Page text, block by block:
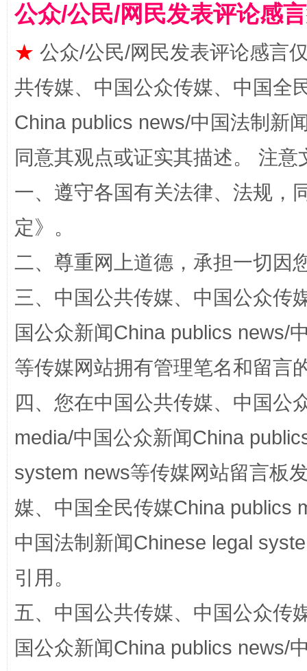
解纷+调解+退费，一次搞定
漫山遍野的桃花与雪山、麦地、白藏房 除
公众/公民/网民发表评论感
★ 公众/公民/网民发表评论感言
共传媒、中国公众传媒、中国全
China publics news/中国法制新
同意其观点或证实其描述。 注
一、遵守各国有关法律、法规，
定》。
二、尊重网上道德，承担一切因
三、中国公共传媒、中国公众传
国公众新闻China publics news/
等传媒网站拥有管理笔名和留言
四、您在中国公共传媒、中国公
media/中国公众新闻China
system news等传媒网站留言板
媒、中国全民传媒China publics
中国法制新闻Chinese legal
引用。
五、中国公共传媒、中国公众传
国公众新闻China publics news/